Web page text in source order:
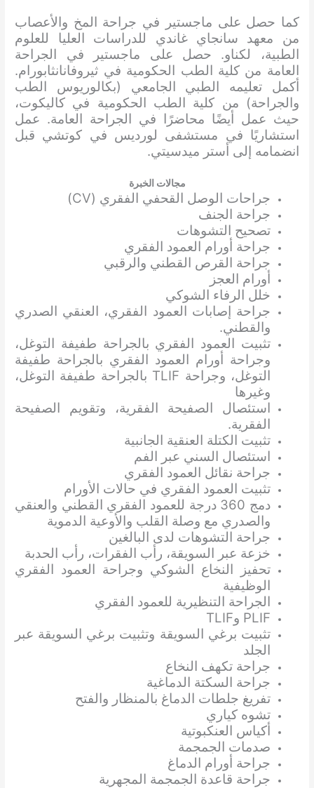
كما حصل على ماجستير في جراحة المخ والأعصاب
من معهد سانجاي غاندي للدراسات العليا للعلوم
الطبية، لكناو. حصل على ماجستير في الجراحة
العامة من كلية الطب الحكومية في ثيروفانانثابورام.
أكمل تعليمه الطبي الجامعي (بكالوريوس الطب
والجراحة) من كلية الطب الحكومية في كاليكوت،
حيث عمل أيضًا محاضرًا في الجراحة العامة. عمل
استشاريًا في مستشفى لورديس في كوتشي قبل
انضمامه إلى أستر ميدسيتي.
مجالات الخبرة
جراحات الوصل القحفي الفقري (CV)
جراحة الجنف
تصحيح التشوهات
جراحة أورام العمود الفقري
جراحة القرص القطني والرقبي
أورام العجز
خلل الرفاء الشوكي
جراحة إصابات العمود الفقري، العنقي الصدري
والقطني.
تثبيت العمود الفقري بالجراحة طفيفة التوغل،
وجراحة أورام العمود الفقري بالجراحة طفيفة
التوغل، وجراحة TLIF بالجراحة طفيفة التوغل،
وغيرها
استئصال الصفيحة الفقرية، وتقويم الصفيحة
الفقرية.
تثبيت الكتلة العنقية الجانبية
استئصال السني عبر الفم
جراحة نقائل العمود الفقري
تثبيت العمود الفقري في حالات الأورام
دمج 360 درجة للعمود الفقري القطني والعنقي
والصدري مع وصلة القلب والأوعية الدموية
جراحة التشوهات لدى البالغين
خزعة عبر السويقة، رأب الفقرات، رأب الحدبة
تحفيز النخاع الشوكي وجراحة العمود الفقري
الوظيفية
الجراحة التنظيرية للعمود الفقري
PLIF وTLIF
تثبيت برغي السويقة وتثبيت برغي السويقة عبر
الجلد
جراحة تكهف النخاع
جراحة السكتة الدماغية
تفريغ جلطات الدماغ بالمنظار والفتح
تشوه كياري
أكياس العنكبوتية
صدمات الجمجمة
جراحة أورام الدماغ
جراحة قاعدة الجمجمة المجهرية